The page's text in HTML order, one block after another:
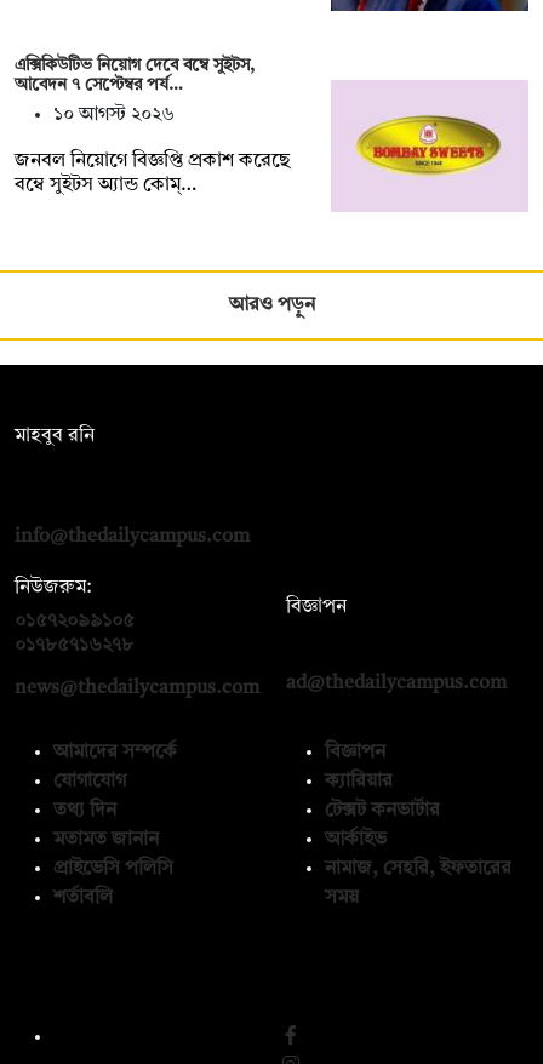
এক্সিকিউটিভ নিয়োগ দেবে বম্বে সুইটস,
আবেদন ৭ সেপ্টেম্বর পর্য…
১০ আগস্ট ২০২৬
জনবল নিয়োগে বিজ্ঞপ্তি প্রকাশ করেছে
বম্বে সুইটস অ্যান্ড কোম্…
আরও পড়ুন
মাহবুব রনি
info@thedailycampus.com
নিউজরুম:
০১৫৭২০৯৯১০৫
০১৭৮৫৭১৬২৭৮
news@thedailycampus.com
বিজ্ঞাপন
ad@thedailycampus.com
আমাদের সম্পর্কে
যোগাযোগ
তথ্য দিন
মতামত জানান
প্রাইভেসি পলিসি
শর্তাবলি
বিজ্ঞাপন
ক্যারিয়ার
টেক্সট কনভার্টার
আর্কাইভ
নামাজ, সেহরি, ইফতারের
সময়